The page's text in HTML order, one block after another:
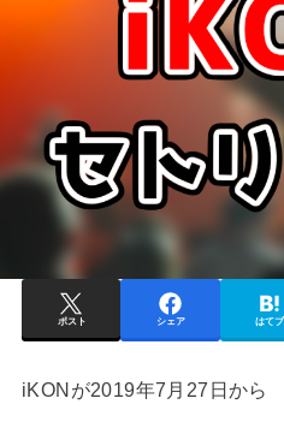
ポスト シェア はてブ
iKONが2019年7月27日から